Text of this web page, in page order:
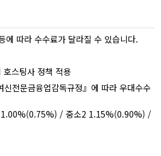
따라 수수료가 달라질 수 있습니다.
스팅사 정책 적용
전문금융업감독규정』에 따라 우대수수
/ 중소2 1.15%(0.90%) /